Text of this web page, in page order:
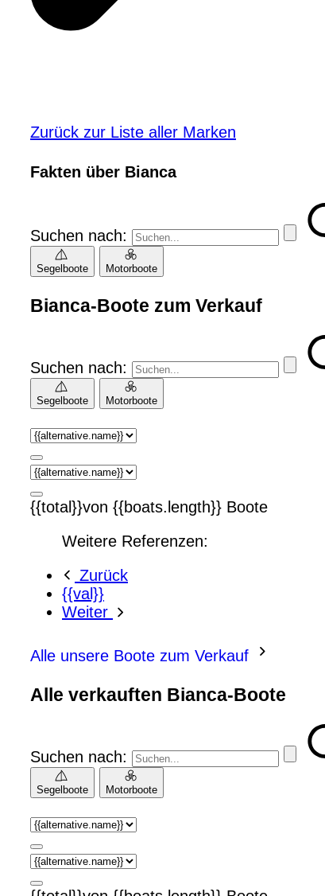
Zurück zur Liste aller Marken
Fakten über Bianca
Suchen nach:
Segelboote Motorboote
Bianca-Boote zum Verkauf
Suchen nach:
Segelboote Motorboote
{{total}}von {{boats.length}} Boote
Weitere Referenzen:
Zurück
{{val}}
Weiter
Alle unsere Boote zum Verkauf
Alle verkauften Bianca-Boote
Suchen nach:
Segelboote Motorboote